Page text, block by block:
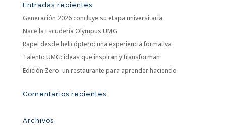
Entradas recientes
Generación 2026 concluye su etapa universitaria
Nace la Escudería Olympus UMG
Rapel desde helicóptero: una experiencia formativa
Talento UMG: ideas que inspiran y transforman
Edición Zero: un restaurante para aprender haciendo
Comentarios recientes
Archivos